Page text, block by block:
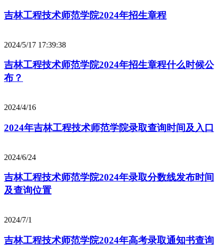
吉林工程技术师范学院2024年招生章程
2024/5/17 17:39:38
吉林工程技术师范学院2024年招生章程什么时候公
布？
2024/4/16
2024年吉林工程技术师范学院录取查询时间及入口
2024/6/24
吉林工程技术师范学院2024年录取分数线发布时间
及查询位置
2024/7/1
吉林工程技术师范学院2024年高考录取通知书查询